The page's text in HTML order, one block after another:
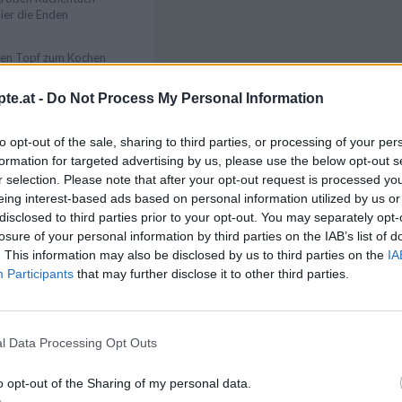
- Do Not Process My Personal Information
opt-out of the sale, sharing to third parties, or processing of your
for targeted advertising by us, please use the below opt-out
selection. Please note that after your opt-out request is processed
interest-based ads based on personal information utilized by us
to third parties prior to your opt-out. You may separately
of your personal information by third parties on the IAB’s list of
This information may also be disclosed by us to third parties on the
Participants that may further disclose it to other third parties.
Data Processing Opt Outs
opt-out of the Sharing of my personal data.
die Enden
Topf zum Kochen
rund 35 Minuten in
ziehen lassen.
entfernen. In
servieren.
ist eine
mit Sauce,
/Eier Rezepte/
Artikelempfehlung